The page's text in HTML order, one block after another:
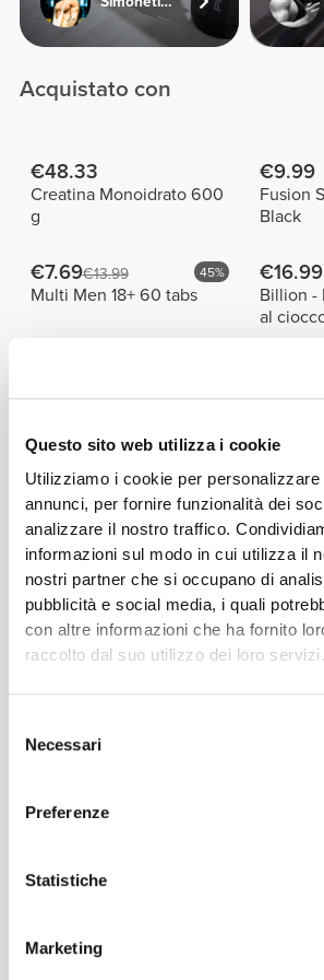
Questo sito web utilizza i cookie
Utilizziamo i cookie per personalizzare
annunci, per fornire funzionalità dei
analizzare il nostro traffico.
informazioni sul modo in cui utilizza il
nostri partner che si occupano di
pubblicità e social media, i quali
con altre informazioni che ha fornito
raccolto dal suo utilizzo dei loro servizi.
delNecessari
Preferenze
Statistiche
Marketing
Acquistato con
€48.33
Creatina Monoidrato 600
g
€9.99
Fusion
Black
€7.69€13.99 45%
Multi Men 18+ 60 tabs
€16.99
Billion -
al
€12.99
Telo da palestra IronMode
€9.99
Telo da
Harder
€12.99
Telo da Palestra con
Cappuccio SoulSkin
€9.99
Telo da
I Più Venduti
€34.99
alta Peach Perfect
Fasce
Info e assistenza